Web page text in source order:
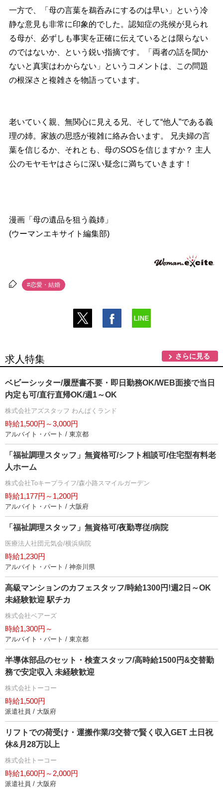
一方で、「母の言葉を鵜呑みにするのは早い」という冷
静な意見も非常に印象的でした。認知症の兆候が見られ
る母が、必ずしも事実を正確に伝えているとは限らない
のではないか、という鋭い指摘です。「両者の話を聞か
ないと真実はわからない」というコメントは、この問題
の根深さと複雑さを物語っています。
老いていく親、無関心に見える兄、そして“他人”である義
理の姉。家族の思惑が複雑に絡み合います。 兄夫婦の言
葉を信じるか、それとも、母のSOSを信じますか？ 主人
公のモヤモヤはさらに深い疑念に満ちていきます！
漫画「母の遺品を狙う義姉」
(ウーマンエキサイト編集部)
#恋愛・結婚
求人特集 さらに見る
ベビーシッター/履歴書不要・即日勤務OK/WEB面接で当日
内定も可/直行直帰OK/週1～OK
株式会社アズスタッフ わんぱくランド
時給1,500円～3,000円
アルバイト・パート / 東京都
「福祉調理スタッフ」無資格可/シフト相談可/住宅型有料老
人ホーム
株式会社Toキープライフ/森小路スマイルガーデン
時給1,177円～1,200円
アルバイト・パート / 大阪府
「福祉調理スタッフ」無資格可/夜勤専従/病院
医療法人社団元気会/横浜病院
時給1,230円
アルバイト・パート / 神奈川県
高級マンションのカフェスタッフ/時給1300円!週2日～OK
未経験歓迎 駅チカ
株式会社ベアーズ
時給1,300円～
アルバイト・パート / 東京都
半導体部品のセット・検査スタッフ/高時給1500円&交替勤
務で安定収入 未経験歓迎
株式会社トーコー
時給1,500円
派遣社員 / 大阪府
リフトでの荷受け・運搬作業/3交替で賢く収入GET 土日祝
休&月28万以上
株式会社トーコー
時給1,600円～2,000円
派遣社員 / 大阪府